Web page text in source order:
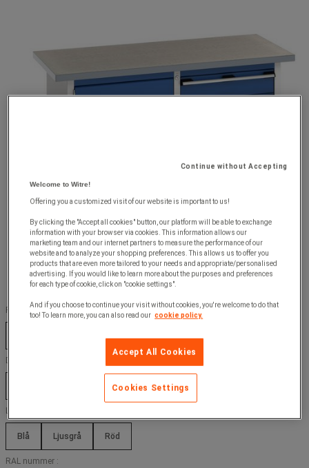
Färg :
Ljusgrå Röd
Dörr, färg :
Röd
Låda, färg :
Blå Ljusgrå Röd
RAL nummer :
Continue without Accepting
Welcome to Witre!
Offering you a customized visit of our website is important to us!
By clicking the "Accept all cookies" button, our platform will be able to exchange
information with your browser via cookies. This information allows our
marketing team and our internet partners to measure the performance of our
website and to analyze your shopping preferences. This allows us to offer you
products that are even more tailored to your needs and appropriate/personalised
advertising. If you would like to learn more about the purposes and preferences
for each type of cookie, click on "cookie settings".
And if you choose to continue your visit without cookies, you're welcome to do that
too! To learn more, you can also read our cookie policy.
Accept All Cookies
Cookies Settings